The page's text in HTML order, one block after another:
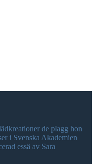
de plagg hon
i Svenska Akademien
essä av Sara